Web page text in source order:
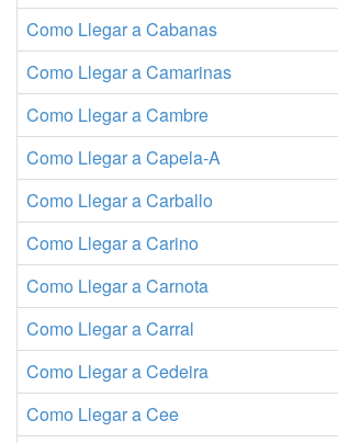
Como Llegar a Cabanas
Como Llegar a Camarinas
Como Llegar a Cambre
Como Llegar a Capela-A
Como Llegar a Carballo
Como Llegar a Carino
Como Llegar a Carnota
Como Llegar a Carral
Como Llegar a Cedeira
Como Llegar a Cee